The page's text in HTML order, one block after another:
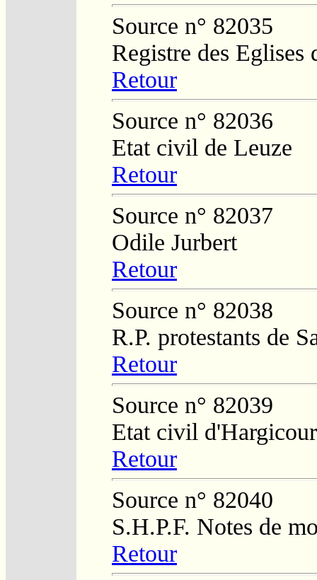
Source n° 82035
Registre des Eglises
Retour
Source n° 82036
Etat civil de Leuze
Retour
Source n° 82037
Odile Jurbert
Retour
Source n° 82038
R.P. protestants de
Retour
Source n° 82039
Etat civil
Retour
Source n° 82040
S.H.P.F. Notes de
Retour